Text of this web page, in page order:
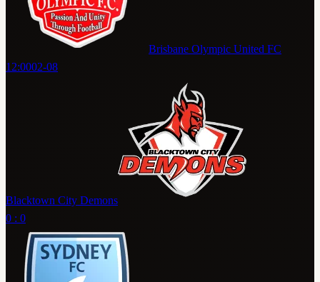
Brisbane Olympic United FC
12:0002-08
Blacktown City Demons
0 : 0